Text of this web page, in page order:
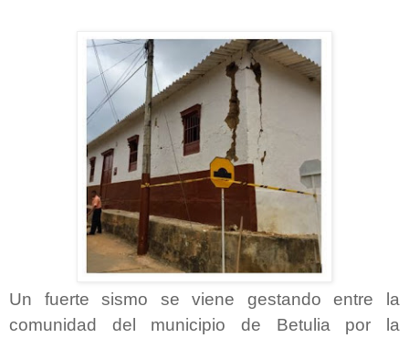
Un fuerte sismo se viene gestando entre la
comunidad del municipio de Betulia por la